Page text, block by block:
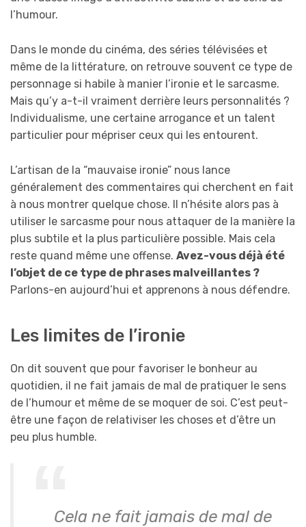
l’humour.
Dans le monde du cinéma, des séries télévisées et
même de la littérature, on retrouve souvent ce type de
personnage si habile à manier l’ironie et le sarcasme.
Mais qu’y a-t-il vraiment derrière leurs personnalités ?
Individualisme, une certaine arrogance et un talent
particulier pour mépriser ceux qui les entourent.
L’artisan de la “mauvaise ironie” nous lance
généralement des commentaires qui cherchent en fait
à nous montrer quelque chose. Il n’hésite alors pas à
utiliser le sarcasme pour nous attaquer de la manière la
plus subtile et la plus particulière possible. Mais cela
reste quand même une offense. Avez-vous déjà été
l’objet de ce type de phrases malveillantes ?
Parlons-en aujourd’hui et apprenons à nous défendre.
Les limites de l’ironie
On dit souvent que pour favoriser le bonheur au
quotidien, il ne fait jamais de mal de pratiquer le sens
de l’humour et même de se moquer de soi. C’est peut-
être une façon de relativiser les choses et d’être un
peu plus humble.
Cela ne fait jamais de mal de